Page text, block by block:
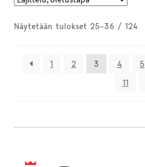
Näytetään tulokset 25–36 / 124
1 2 3 4 5
11